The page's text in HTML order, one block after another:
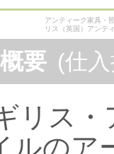
アンティーク家具・
リス（英国）アンテ
要 (仕
リス
ルのア